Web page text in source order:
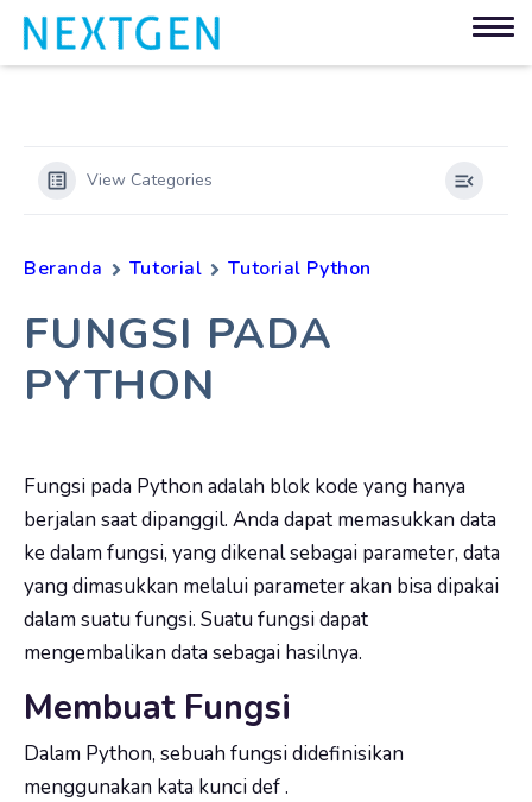
View Categories
Beranda Tutorial Tutorial Python
FUNGSI PADA
PYTHON
Fungsi pada Python adalah blok kode yang hanya
berjalan saat dipanggil. Anda dapat memasukkan data
ke dalam fungsi, yang dikenal sebagai parameter, data
yang dimasukkan melalui parameter akan bisa dipakai
dalam suatu fungsi. Suatu fungsi dapat
mengembalikan data sebagai hasilnya.
Membuat Fungsi
Dalam Python, sebuah fungsi didefinisikan
menggunakan kata kuncidef.